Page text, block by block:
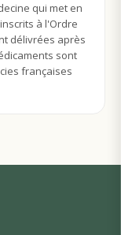
qui met en
à l'Ordre
délivrées après
sont
françaises